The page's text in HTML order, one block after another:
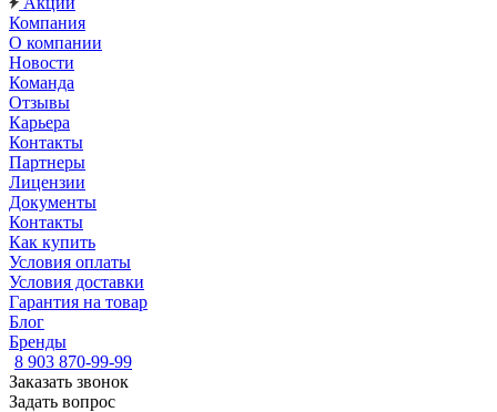
Компания
О компании
Новости
Команда
Отзывы
Карьера
Контакты
Партнеры
Лицензии
Документы
Контакты
Как купить
Условия оплаты
Условия доставки
Гарантия на товар
Блог
Бренды
8 903 870-99-99
Заказать звонок
Задать вопрос